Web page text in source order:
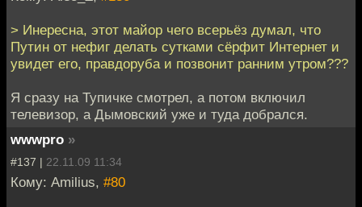
> Инересна, этот майор чего всерьёз думал, что
Путин от нефиг делать сутками сёрфит Интернет и
увидет его, правдоруба и позвонит ранним утром???
Я сразу на Тупичке смотрел, а потом включил
телевизор, а Дымовский уже и туда добрался.
wwwpro »
#137 | 22.11.09 11:34
Кому: Amilius, #80